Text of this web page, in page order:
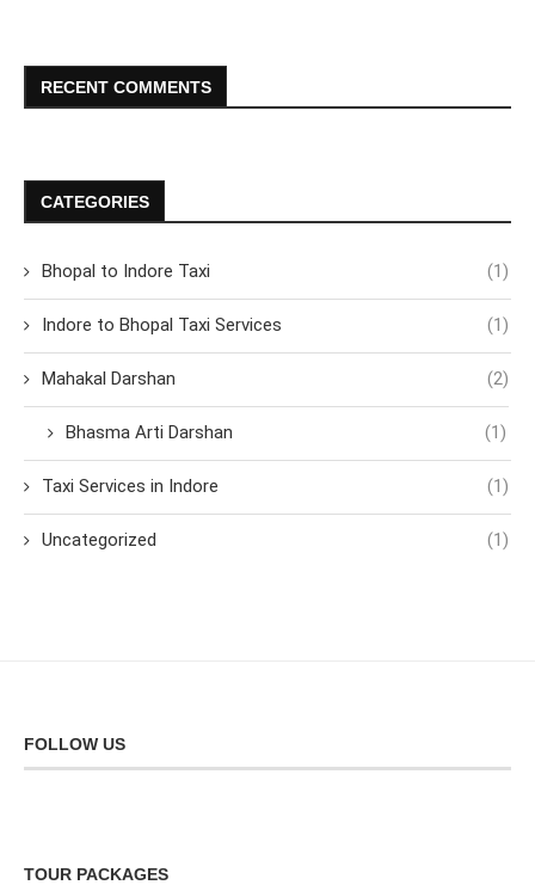
RECENT COMMENTS
CATEGORIES
Bhopal to Indore Taxi (1)
Indore to Bhopal Taxi Services (1)
Mahakal Darshan (2)
Bhasma Arti Darshan (1)
Taxi Services in Indore (1)
Uncategorized (1)
FOLLOW US
TOUR PACKAGES